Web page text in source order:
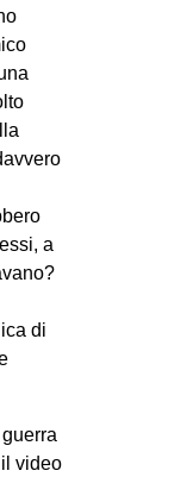
a
di
video